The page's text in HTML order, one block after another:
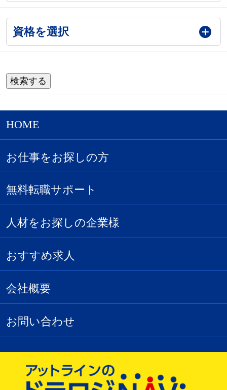
資格を選択
HOME
お仕事をお探しの方
無料転職サポート
人材をお探しの企業様
おすすめ求人
会社概要
お問い合わせ